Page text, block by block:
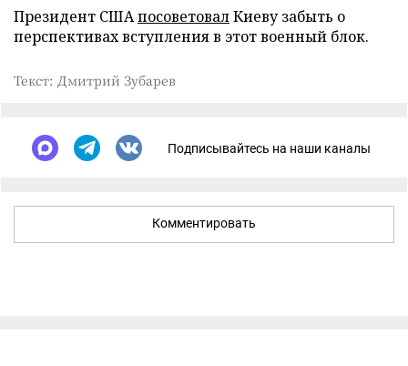
Президент СШАпосоветовалКиеву забыть о
перспективах вступления в этот военный блок.
Текст: Дмитрий Зубарев
Подписывайтесь на наши каналы
Комментировать